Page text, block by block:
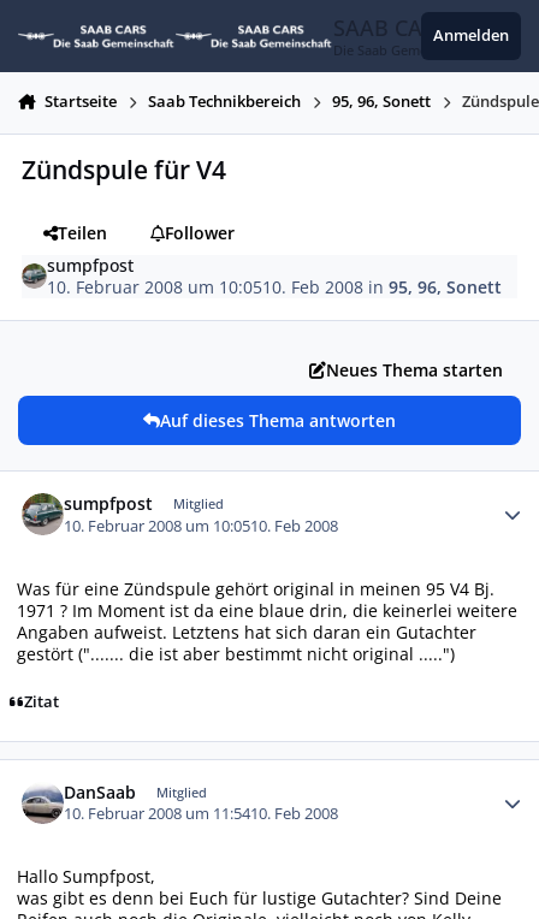
SAAB CARS
Die Saab Gemeinschaft
Anmelden
Startseite Saab Technikbereich 95, 96, Sonett
Zündspule für V4
Teilen
Follower
sumpfpost
10. Februar 2008 um 10:0510. Feb 2008 in95, 96, Sonett
Neues Thema starten
Auf dieses Thema antworten
sumpfpost Mitglied
10. Februar 2008 um 10:0510. Feb 2008
Was für eine Zündspule gehört original in meinen 95 V4 Bj.
1971 ? Im Moment ist da eine blaue drin, die keinerlei weitere
Angaben aufweist. Letztens hat sich daran ein Gutachter
gestört ("....... die ist aber bestimmt nicht original .....")
Zitat
DanSaab Mitglied
10. Februar 2008 um 11:5410. Feb 2008
Hallo Sumpfpost,
was gibt es denn bei Euch für lustige Gutachter? Sind Deine